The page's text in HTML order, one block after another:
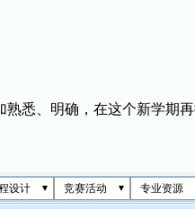
悉、明确，在这个新学期再
设计 竞赛活动 专业资源